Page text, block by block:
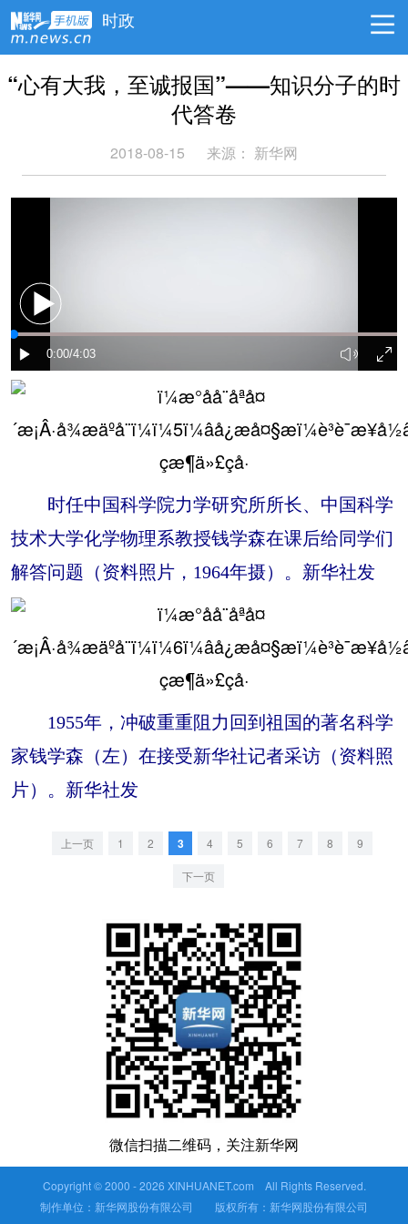
时政
“心有大我，至诚报国”——知识分子的时
代答卷
2018-08-15 来源： 新华网
时任中国科学院力学研究所所长、中国科学
技术大学化学物理系教授钱学森在课后给同学们
解答问题（资料照片，1964年摄）。新华社发
1955年，冲破重重阻力回到祖国的著名科学
家钱学森（左）在接受新华社记者采访（资料照
片）。新华社发
上一页 1 2 3 4 5 6 7 8 9
下一页
微信扫描二维码，关注新华网
Copyright © 2000 -2026 XINHUANET.com All Rights Reserved.
制作单位：新华网股份有限公司 版权所有：新华网股份有限公司